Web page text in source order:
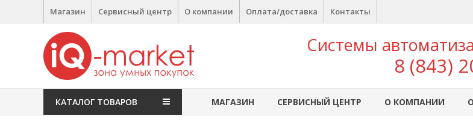
Перейти к содержимому
Магазин Сервисный центр О компании Оплата/доставка Контакты
IQ Market
зона умных покупок
Системы
8 (843)
КАТАЛОГ ТОВАРОВ МАГАЗИН СЕРВИСНЫЙ ЦЕНТР О КОМПАНИИ